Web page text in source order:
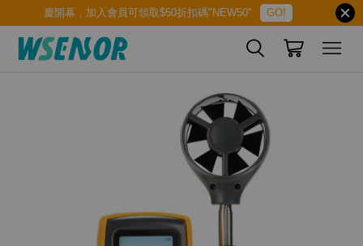
慶開幕，加入會員可領取$50折扣碼"NEW50" GO!